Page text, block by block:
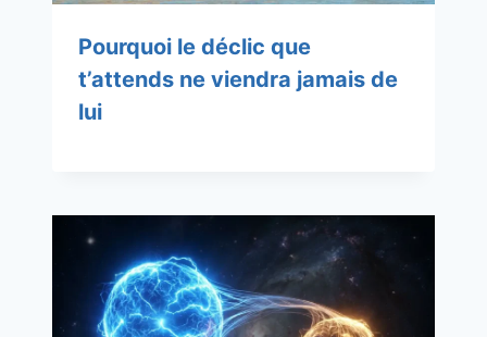
Pourquoi le déclic que
t’attends ne viendra jamais de
lui